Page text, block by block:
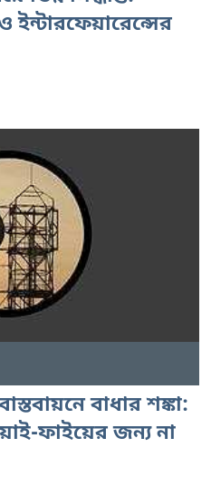
ইন্টারফেয়ারেন্সের
বাধার শঙ্কা:
ফাইয়ের জন্য না